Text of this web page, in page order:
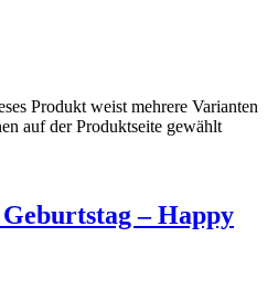
Produkt weist mehrere Varianten
auf der Produktseite gewählt
– Happy